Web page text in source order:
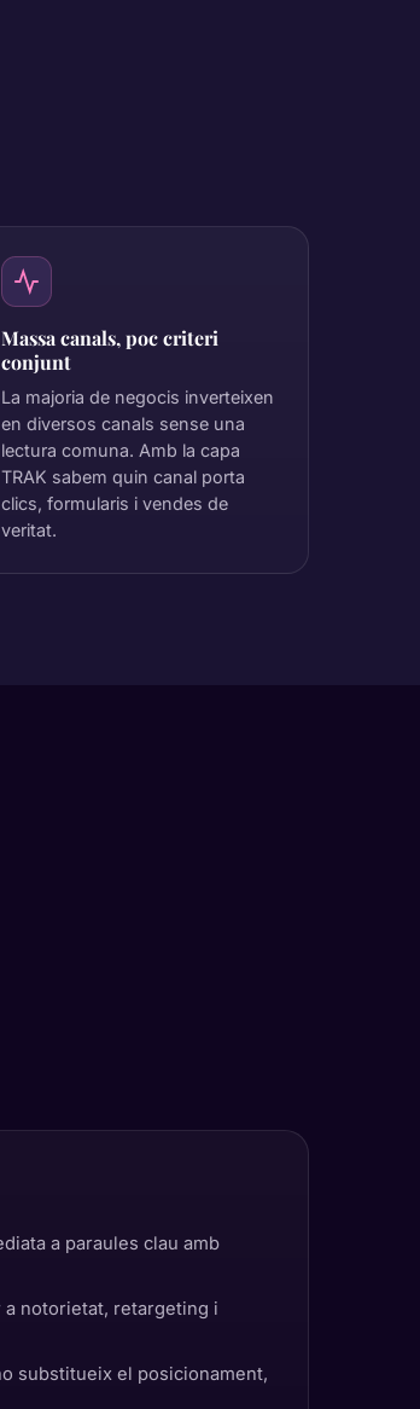
Massa canals, poc criteri
conjunt
La majoria de negocis inverteixen
en diversos canals sense una
lectura comuna. Amb la capa
TRAK sabem quin canal porta
clics, formularis i vendes de
veritat.
a paraules clau amb
notorietat, retargeting i
substitueix el posicionament,